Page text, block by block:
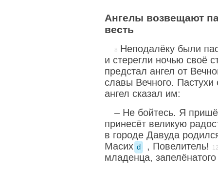
Ангелы возвещают
весть
Неподалёку были
и стерегли ночью своё
предстал ангел от
славы Вечного. Пастухи
ангел сказал им:
– Не бойтесь. Я
принесёт великую
в городе Давуда
Масих d
, Повелитель!
младенца,